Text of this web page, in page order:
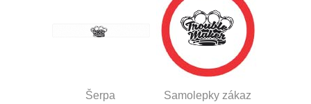
Šerpa Samolepky zákaz